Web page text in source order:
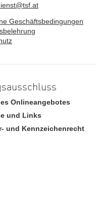
Geschäftsbedingungen
Onlineangebotes
und Links
und Kennzeichenrecht